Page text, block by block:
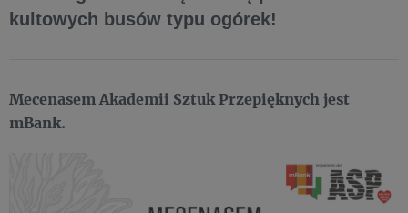
kultowych busów typu ogórek!
Mecenasem Akademii Sztuk Przepięknych jest
mBank.